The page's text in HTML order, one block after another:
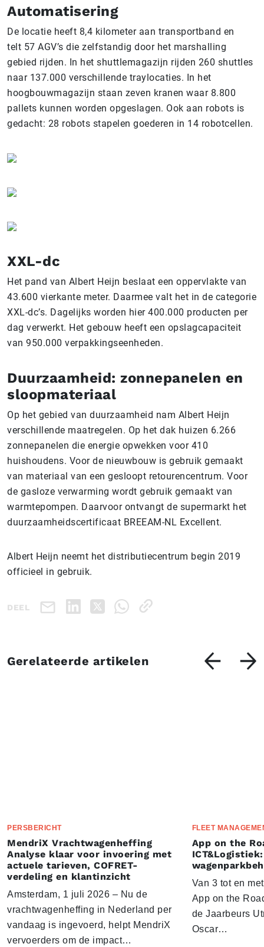
Automatisering
De locatie heeft 8,4 kilometer aan transportband en
telt 57 AGV’s die zelfstandig door het marshalling
gebied rijden. In het shuttlemagazijn rijden 260 shuttles
naar 137.000 verschillende traylocaties. In het
hoogbouwmagazijn staan zeven kranen waar 8.800
pallets kunnen worden opgeslagen. Ook aan robots is
gedacht: 28 robots stapelen goederen in 14 robotcellen.
XXL-dc
Het pand van Albert Heijn beslaat een oppervlakte van
43.600 vierkante meter. Daarmee valt het in de categorie
XXL-dc’s. Dagelijks worden hier 400.000 producten per
dag verwerkt. Het gebouw heeft een opslagcapaciteit
van 950.000 verpakkingseenheden.
Duurzaamheid: zonnepanelen en
sloopmateriaal
Op het gebied van duurzaamheid nam Albert Heijn
verschillende maatregelen. Op het dak huizen 6.266
zonnepanelen die energie opwekken voor 410
huishoudens. Voor de nieuwbouw is gebruik gemaakt
van materiaal van een gesloopt retourencentrum. Voor
de gasloze verwarming wordt gebruik gemaakt van
warmtepompen. Daarvoor ontvangt de supermarkt het
duurzaamheidscertificaat BREEAM-NL Excellent.
Albert Heijn neemt het distributiecentrum begin 2019
officieel in gebruik.
DEEL
Gerelateerde artikelen
PERSBERICHT
MendriX Vrachtwagenheffing
Analyse klaar voor invoering met
actuele tarieven, COFRET-
verdeling en klantinzicht
Amsterdam, 1 juli 2026 – Nu de
vrachtwagenheffing in Nederland per
vandaag is ingevoerd, helpt MendriX
vervoerders om de impact…
FLEET
App on the
Van 3 tot en
App on the
de Jaarbeurs
Oscar…